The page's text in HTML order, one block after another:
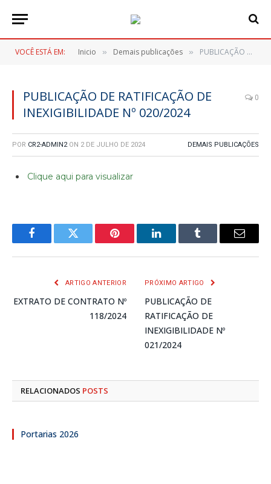
VOCÊ ESTÁ EM: Inicio » Demais publicações » PUBLICAÇÃO DE RATIFICAÇÃO DE INEXIGIBILIDADE Nº 020/2024
PUBLICAÇÃO DE RATIFICAÇÃO DE
INEXIGIBILIDADE Nº 020/2024
0
POR CR2-ADMIN2 ON 2 DE JULHO DE 2024 DEMAIS PUBLICAÇÕES
Clique aqui para visualizar
FacebookTwitter Pinterest LinkedInTumblr
E-
ARTIGO ANTERIOR
EXTRATO DE CONTRATO Nº
118/2024
PRÓXIMO ARTIGO
PUBLICAÇÃO DE
RATIFICAÇÃO DE
INEXIGIBILIDADE Nº
021/2024
RELACIONADOS POSTS
Portarias 2026